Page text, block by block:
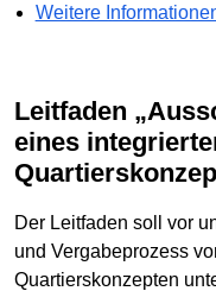
Weitere
Leitfaden „Ausschreibung und Vergabe
eines
Der Leitfaden soll vor
und Vergabeprozess
Quartierskonzepten